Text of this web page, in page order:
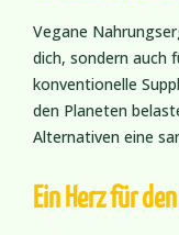
Vegane
dich, sondern auch
konventionelle
den Planeten
Alternativen eine
Ein Herz für